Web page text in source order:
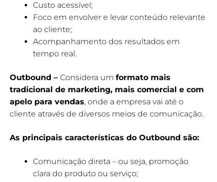
Custo acessível;
Foco em envolver e levar conteúdo relevante
ao cliente;
Acompanhamento dos resultados em
tempo real.
Outbound – Considera um formato mais
tradicional de marketing, mais comercial e com
apelo para vendas, onde a empresa vai até o
cliente através de diversos meios de comunicação.
As principais características do Outbound são:
Comunicação direta – ou seja, promoção
clara do produto ou serviço;